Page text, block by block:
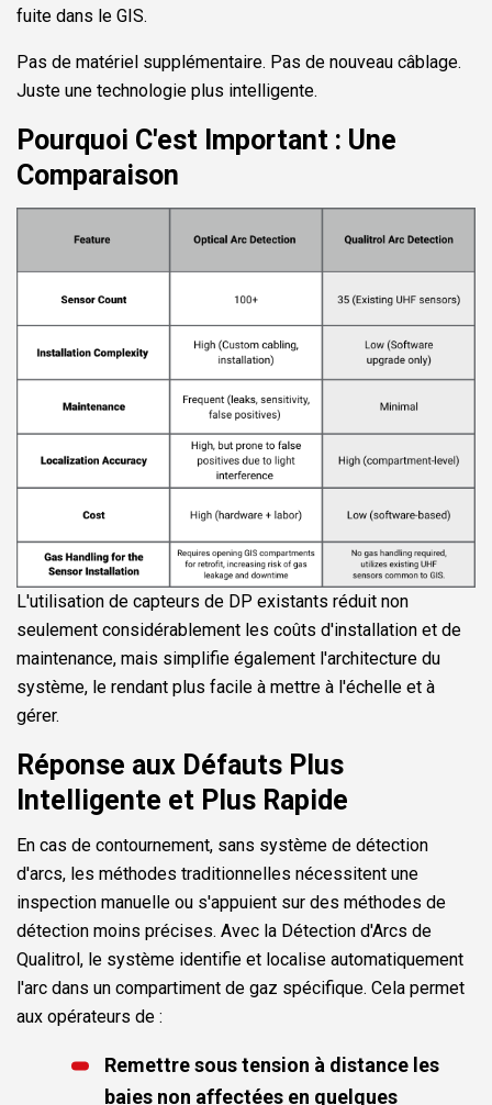
fuite dans le GIS.
Pas de matériel supplémentaire. Pas de nouveau câblage.
Juste une technologie plus intelligente.
Pourquoi C'est Important : Une
Comparaison
L'utilisation de capteurs de DP existants réduit non
seulement considérablement les coûts d'installation et de
maintenance, mais simplifie également l'architecture du
système, le rendant plus facile à mettre à l'échelle et à
gérer.
Réponse aux Défauts Plus
Intelligente et Plus Rapide
En cas de contournement, sans système de détection
d'arcs, les méthodes traditionnelles nécessitent une
inspection manuelle ou s'appuient sur des méthodes de
détection moins précises. Avec la Détection d'Arcs de
Qualitrol, le système identifie et localise automatiquement
l'arc dans un compartiment de gaz spécifique. Cela permet
aux opérateurs de :
Remettre sous tension à distance les
baies non affectées en quelques